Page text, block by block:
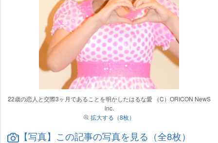
22歳の恋人と交際3ヶ月であることを明かしたはるな愛 （C）ORICON NewS
inc.
拡大する（8枚）
【写真】この記事の写真を見る（全8枚）